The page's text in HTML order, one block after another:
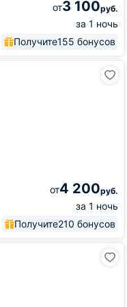
от3 100руб.
за 1 ночь
Получите155 бонусов
от4 200руб.
за 1 ночь
Получите210 бонусов